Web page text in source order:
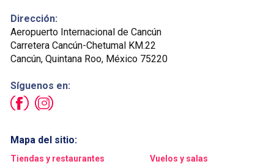
Dirección:
Aeropuerto Internacional de Cancún
Carretera Cancún-Chetumal KM.22
Cancún, Quintana Roo, México 75220
Síguenos en:
Mapa del sitio:
Tiendas y restaurantes Vuelos y salas